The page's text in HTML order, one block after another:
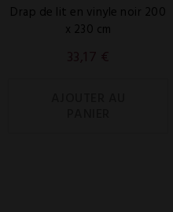
Drap de lit en vinyle noir 200
x 230 cm